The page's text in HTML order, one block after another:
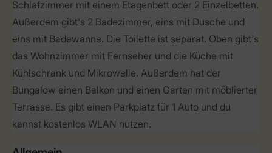
Schlafzimmer mit einem Etagenbett oder 2 Einzelbetten.
Außerdem gibt's 2 Badezimmer, eins mit Dusche und
eins mit Badewanne. Die Toilette ist separat. Oben gibt's
das Wohnzimmer mit Fernseher und die Küche mit
Kühlschrank und Mikrowelle. Außerdem hat der
Bungalow einen Balkon und einen Garten mit möblierter
Terrasse. Es gibt einen Parkplatz für 1 Auto und du
kannst kostenlos WLAN nutzen.